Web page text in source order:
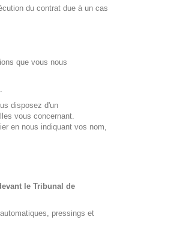
du contrat due à un cas
que vous nous
disposez d'un
vous concernant.
en nous indiquant vos nom,
le Tribunal de
pressings et